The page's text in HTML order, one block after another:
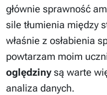
głównie sprawność
sile tłumienia między
właśnie z osłabienia
powtarzam moim
oględziny są warte
analiza danych.